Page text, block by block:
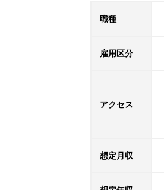
職種
雇用区分
アクセス
想定月収